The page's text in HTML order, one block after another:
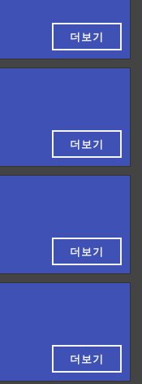
더보기
더보기
더보기
더보기